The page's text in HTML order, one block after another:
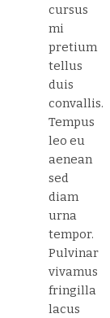
cursus
mi
pretium
tellus
duis
convallis.
Tempus
leo eu
aenean
sed
diam
urna
tempor.
Pulvinar
vivamus
fringilla
lacus